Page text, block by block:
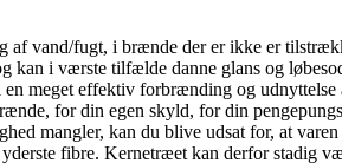
af vand/fugt, i brænde der er ikke er
kan i værste tilfælde danne glans og
meget effektiv forbrænding og
for din egen skyld, for din
mangler, kan du blive udsat for, at
fibre. Kernetræet kan derfor stadig